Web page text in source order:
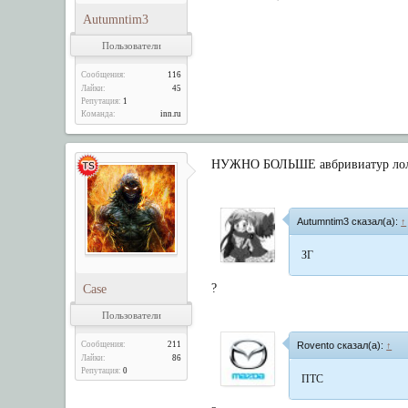
Autumntim3
Пользователи
Сообщения:
116
Лайки:
45
Репутация: 1
Команда:
inn.ru
Case
Пользователи
Сообщения:
211
Лайки:
86
Репутация: 0
НУЖНО БОЛЬШЕ авбривиатур
Autumntim3 сказал(а): ↑
ЗГ
?
Rovento сказал(а): ↑
ПТС